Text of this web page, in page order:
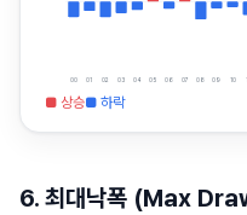
00 01 02 03 04 05 06 07 08 09 10
■ 상승■ 하락
6. 최대낙폭 (Max